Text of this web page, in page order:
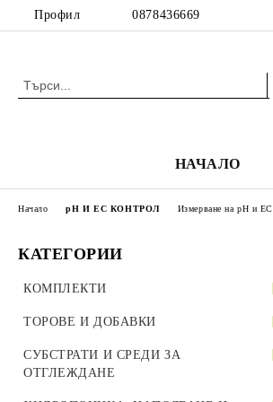
Профил 0878436669
НАЧАЛО
КАТЕГОРИИ
КОМПЛЕКТИ
Комплекти за вкореняване
Комплекти гроубоксове
ТОРОВЕ И ДОБАВКИ
Основни торове
СУБСТРАТИ И СРЕДИ ЗА
ОТГЛЕЖДАНЕ
Начало pH И EC КОНТРОЛ Измерване на pH и EC